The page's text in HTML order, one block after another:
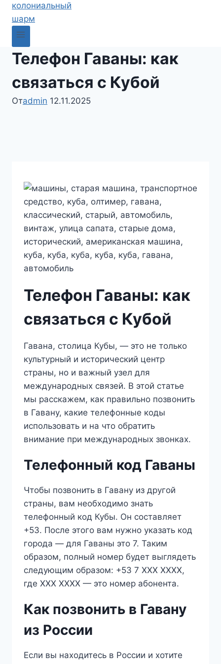
Телефон Гаваны: как
связаться с Кубой
Отadmin 12.11.2025
Телефон Гаваны: как
связаться с Кубой
Гавана, столица Кубы, — это не только
культурный и исторический центр
страны, но и важный узел для
международных связей. В этой статье
мы расскажем, как правильно позвонить
в Гавану, какие телефонные коды
использовать и на что обратить
внимание при международных звонках.
Телефонный код Гаваны
Чтобы позвонить в Гавану из другой
страны, вам необходимо знать
телефонный код Кубы. Он составляет
+53. После этого вам нужно указать код
города — для Гаваны это 7. Таким
образом, полный номер будет выглядеть
следующим образом: +53 7 XXX XXXX,
где XXX XXXX — это номер абонента.
Как позвонить в Гавану
из России
Если вы находитесь в России и хотите